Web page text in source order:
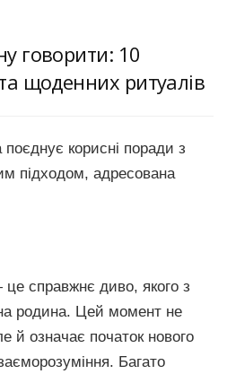
говорити: 10
щоденних ритуалів
корисні поради з
підходом, адресована
справжнє диво, якого з
родина. Цей момент не
означає початок нового
Багато